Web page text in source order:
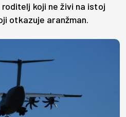
koji ne živi na istoj
otkazuje aranžman.